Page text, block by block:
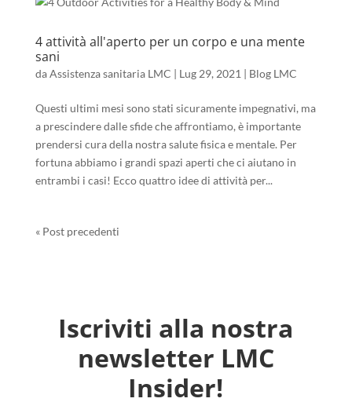
4 attività all'aperto per un corpo e una mente
sani
daAssistenza sanitaria LMC | Lug 29, 2021 | Blog LMC
Questi ultimi mesi sono stati sicuramente impegnativi, ma
a prescindere dalle sfide che affrontiamo, è importante
prendersi cura della nostra salute fisica e mentale. Per
fortuna abbiamo i grandi spazi aperti che ci aiutano in
entrambi i casi! Ecco quattro idee di attività per...
« Post precedenti
Iscriviti alla nostra
newsletter LMC
Insider!